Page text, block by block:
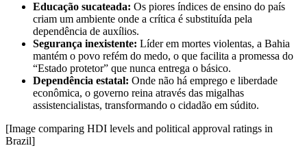
Educação sucateada: Os piores índices de ensino do país
criam um ambiente onde a crítica é substituída pela
dependência de auxílios.
Segurança inexistente: Líder em mortes violentas, a Bahia
mantém o povo refém do medo, o que facilita a promessa do
“Estado protetor” que nunca entrega o básico.
Dependência estatal: Onde não há emprego e liberdade
econômica, o governo reina através das migalhas
assistencialistas, transformando o cidadão em súdito.
[Image comparing HDI levels and political approval ratings in
Brazil]